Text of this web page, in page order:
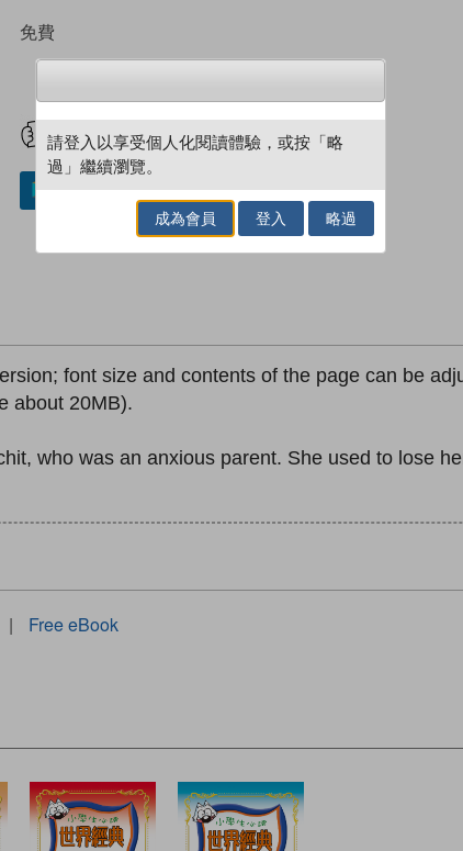
免費
試閲 加入閱讀紀錄
加入／閱讀電子書
font size and contents of the page can be
about 20MB).
who was an anxious parent. She used to lose
| Free eBook
請登入以享受個人化閱讀體驗，或按「略
過」繼續瀏覽。
成為會員 登入 略過